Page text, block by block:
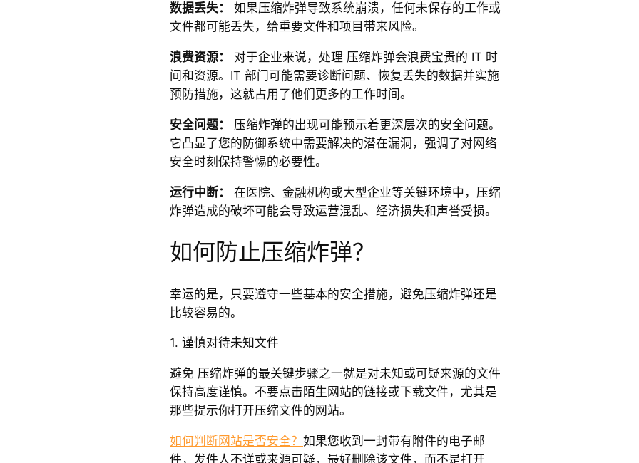
数据丢失：
如果压缩炸弹导致系统崩溃，任何未保存的工作或
文件都可能丢失，给重要文件和项目带来风险。
浪费资源：
对于企业来说，处理 压缩炸弹会浪费宝贵的 IT 时
间和资源。IT 部门可能需要诊断问题、恢复丢失的数据并实施
预防措施，这就占用了他们更多的工作时间。
安全问题：
压缩炸弹的出现可能预示着更深层次的安全问题。
它凸显了您的防御系统中需要解决的潜在漏洞，强调了对网络
安全时刻保持警惕的必要性。
运行中断：
在医院、金融机构或大型企业等关键环境中，压缩
炸弹造成的破坏可能会导致运营混乱、经济损失和声誉受损。
如何防止压缩炸弹？
幸运的是，只要遵守一些基本的安全措施，避免压缩炸弹还是
比较容易的。
1. 谨慎对待未知文件
避免 压缩炸弹的最关键步骤之一就是对未知或可疑来源的文件
保持高度谨慎。不要点击陌生网站的链接或下载文件，尤其是
那些提示你打开压缩文件的网站。
如何判断网站是否安全？ 如果您收到一封带有附件的电子邮
件，发件人不详或来源可疑，最好删除该文件，而不是打开